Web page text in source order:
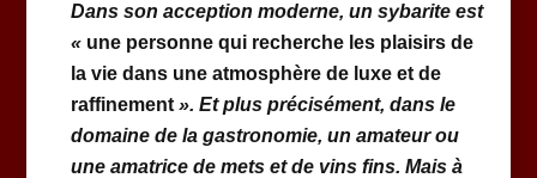
Dans son acception moderne, un sybarite est
« une personne qui recherche les plaisirs de
la vie dans une atmosphère de luxe et de
raffinement». Et plus précisément, dans le
domaine de la gastronomie, un amateur ou
une amatrice de mets et de vins fins. Mais à